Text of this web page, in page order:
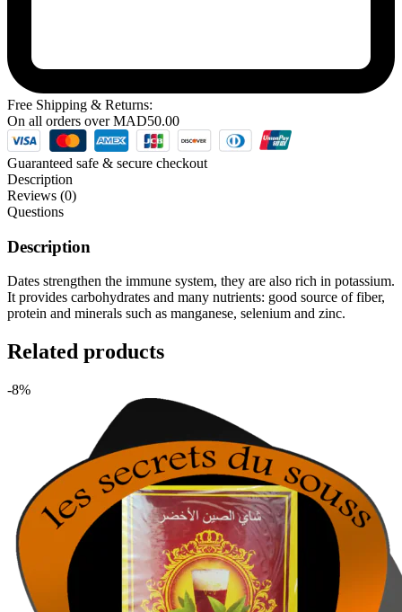
Free Shipping & Returns:
On all orders overMAD50.00
Guaranteed safe & secure checkout
Description
Reviews (0)
Questions
Description
Dates strengthen the immune system, they are also rich in potassium.
It provides carbohydrates and many nutrients: good source of fiber,
protein and minerals such as manganese, selenium and zinc.
Related products
-8%